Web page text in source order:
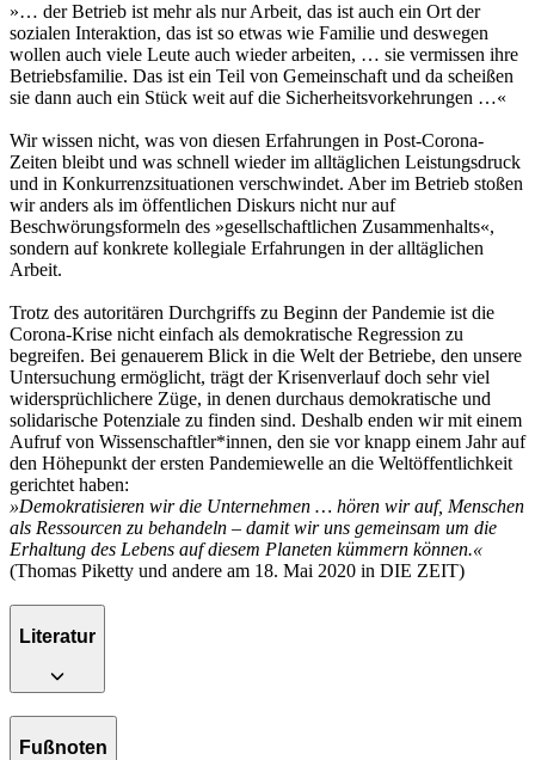
»… der Betrieb ist mehr als nur Arbeit, das ist auch ein Ort der
sozialen Interaktion, das ist so etwas wie Familie und deswegen
wollen auch viele Leute auch wieder arbeiten, … sie vermissen ihre
Betriebsfamilie. Das ist ein Teil von Gemeinschaft und da scheißen
sie dann auch ein Stück weit auf die Sicherheitsvorkehrungen …«
Wir wissen nicht, was von diesen Erfahrungen in Post-Corona-
Zeiten bleibt und was schnell wieder im alltäglichen Leistungsdruck
und in Konkurrenzsituationen verschwindet. Aber im Betrieb stoßen
wir anders als im öffentlichen Diskurs nicht nur auf
Beschwörungsformeln des »gesellschaftlichen Zusammenhalts«,
sondern auf konkrete kollegiale Erfahrungen in der alltäglichen
Arbeit.
Trotz des autoritären Durchgriffs zu Beginn der Pandemie ist die
Corona-Krise nicht einfach als demokratische Regression zu
begreifen. Bei genauerem Blick in die Welt der Betriebe, den unsere
Untersuchung ermöglicht, trägt der Krisenverlauf doch sehr viel
widersprüchlichere Züge, in denen durchaus demokratische und
solidarische Potenziale zu finden sind. Deshalb enden wir mit einem
Aufruf von Wissenschaftler*innen, den sie vor knapp einem Jahr auf
den Höhepunkt der ersten Pandemiewelle an die Weltöffentlichkeit
gerichtet haben:
»Demokratisieren wir die Unternehmen … hören wir auf, Menschen
als Ressourcen zu behandeln – damit wir uns gemeinsam um die
Erhaltung des Lebens auf diesem Planeten kümmern können.«
(Thomas Piketty und andere am 18. Mai 2020 in DIE ZEIT)
Literatur
Fußnoten